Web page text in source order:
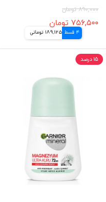
۸۹۰,۰۰۰ تومان
۷۵۶,۵۰۰ تومان
4 قسط 189,125 تومانی
۱۵ درصد